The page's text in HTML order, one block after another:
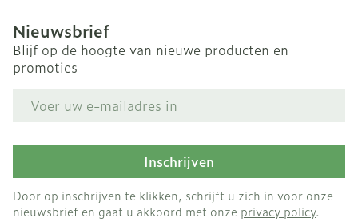
Nieuwsbrief
Blijf op de hoogte van nieuwe producten en
promoties
Inschrijven
Door op inschrijven te klikken, schrijft u zich in voor onze
nieuwsbrief en gaat u akkoord met onze privacy policy.